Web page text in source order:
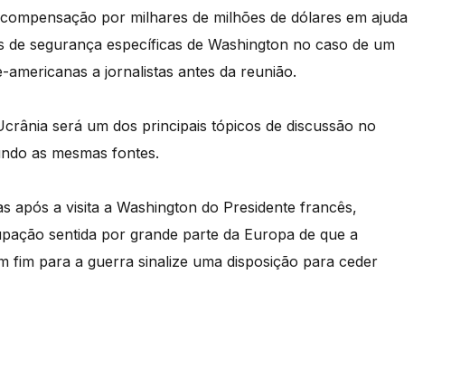
por milhares de milhões de dólares em ajuda
segurança específicas de Washington no caso de um
a jornalistas antes da reunião.
será um dos principais tópicos de discussão no
as mesmas fontes.
após a visita a Washington do Presidente francês,
sentida por grande parte da Europa de que a
fim para a guerra sinalize uma disposição para ceder